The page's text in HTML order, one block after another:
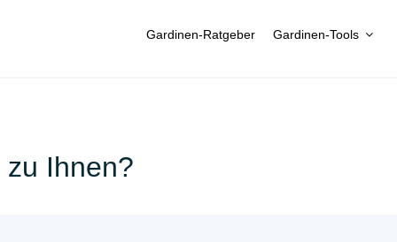
Gardinen-Ratgeber Gardinen-Tools
Ihnen?